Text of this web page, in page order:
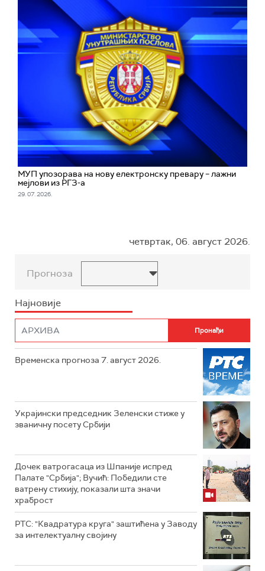
МУП упозорава на нову електронску превару – лажни
мејлови из РГЗ-а
29. 07. 2026.
четвртак, 06. август 2026.
Прогноза
Најновије
Временска прогноза 7. август 2026.
Украјински председник Зеленски стиже у
званичну посету Србији
Дочек ватрогасаца из Шпаније испред
Палате "Србија"; Вучић: Победили сте
ватрену стихију, показали шта значи
храброст
РТС: "Квадратура круга" заштићена у Заводу
за интелектуалну својину